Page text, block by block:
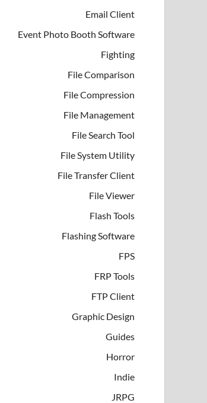
Email Client
Event Photo Booth Software
Fighting
File Comparison
File Compression
File Management
File Search Tool
File System Utility
File Transfer Client
File Viewer
Flash Tools
Flashing Software
FPS
FRP Tools
FTP Client
Graphic Design
Guides
Horror
Indie
JRPG